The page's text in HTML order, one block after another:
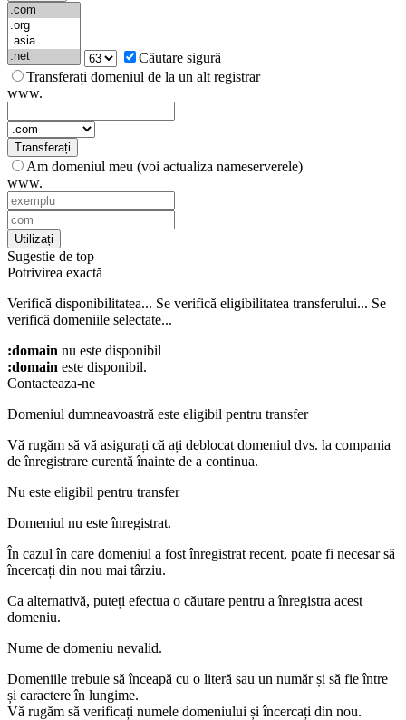
Căutare sigură
Transferați domeniul de la un alt registrar
www.
Transferați
Am domeniul meu (voi actualiza nameserverele)
www.
Utilizați
Sugestie de top
Potrivirea exactă
Verifică disponibilitatea... Se verifică eligibilitatea transferului... Se
verifică domeniile selectate...
:domain nu este disponibil
:domain este disponibil.
Contacteaza-ne
Domeniul dumneavoastră este eligibil pentru transfer
Vă rugăm să vă asigurați că ați deblocat domeniul dvs. la compania
de înregistrare curentă înainte de a continua.
Nu este eligibil pentru transfer
Domeniul nu este înregistrat.
În cazul în care domeniul a fost înregistrat recent, poate fi necesar să
încercați din nou mai târziu.
Ca alternativă, puteți efectua o căutare pentru a înregistra acest
domeniu.
Nume de domeniu nevalid.
Domeniile trebuie să înceapă cu o literă sau un numărși să fie între
și caractere în lungime.
Vă rugăm să verificați numele domeniului și încercați din nou.